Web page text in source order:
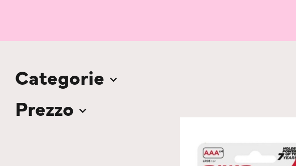
Categorie
Prezzo